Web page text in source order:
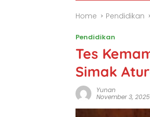
Home Pendidikan
Pendidikan
Tes
Simak
Yunan
November 3, 2025